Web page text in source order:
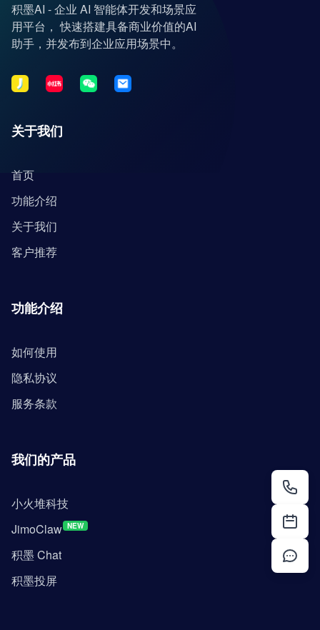
积墨AI - 企业 AI 智能体开发和场景应
用平台， 快速搭建具备商业价值的AI
助手，并发布到企业应用场景中。
关于我们
首页
功能介绍
关于我们
客户推荐
功能介绍
如何使用
隐私协议
服务条款
我们的产品
小火堆科技
JimoClaw NEW
积墨 Chat
积墨投屏